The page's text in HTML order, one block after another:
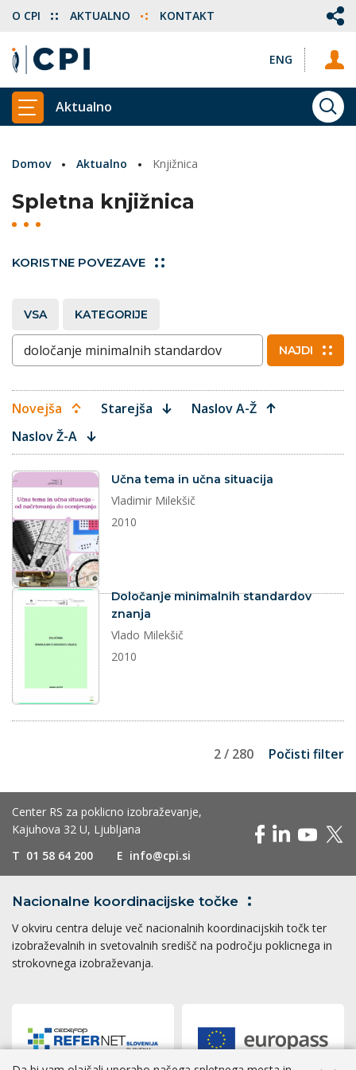
ENG
O CPI AKTUALNO KONTAKT
PRIKAŽI GLAVNI MENI
Aktualno
Domov Aktualno Knjižnica
Spletna knjižnica
KORISTNE POVEZAVE
VSA KATEGORIJE
Vnesite ključne besede NAJDI
Novejša Starejša
Naslov A-Ž
Naslov Ž-A
dokument
Učna tema in učna situacija
Vladimir Milekšič
2010
dokument
Določanje minimalnih standardov
znanja
Vlado Milekšič
2010
2 / 280 Počisti filter
Center RS za poklicno izobraževanje,
Kajuhova 32 U, Ljubljana
T 01 58 64 200 E info@cpi.si
Nacionalne koordinacijske točke
V okviru centra deluje več nacionalnih koordinacijskih točk ter
izobraževalnih in svetovalnih središč na področju poklicnega in
strokovnega izobraževanja.